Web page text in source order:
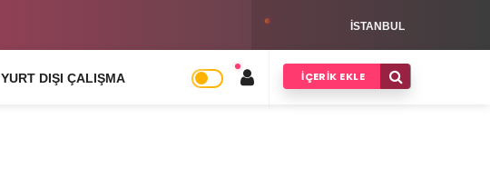
Aras Kargo Bayilik Şartları Hakkında ISTANBUL
YURT DIŞI ÇALIŞMA İÇERIK EKLE